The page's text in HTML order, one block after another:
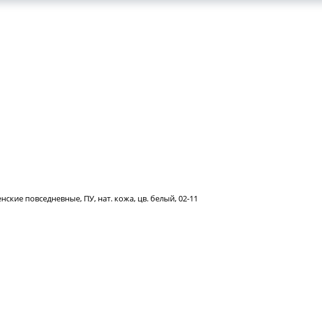
повседневные, ПУ, нат. кожа, цв. белый, 02-11